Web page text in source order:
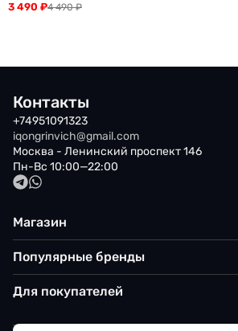
4 490₽
3 490 ₽
Контакты
+74951091323
iqongrinvich@gmail.com
Москва - Ленинский проспект 146
Пн-Вс 10:00—22:00
Магазин
Популярные бренды
Для покупателей